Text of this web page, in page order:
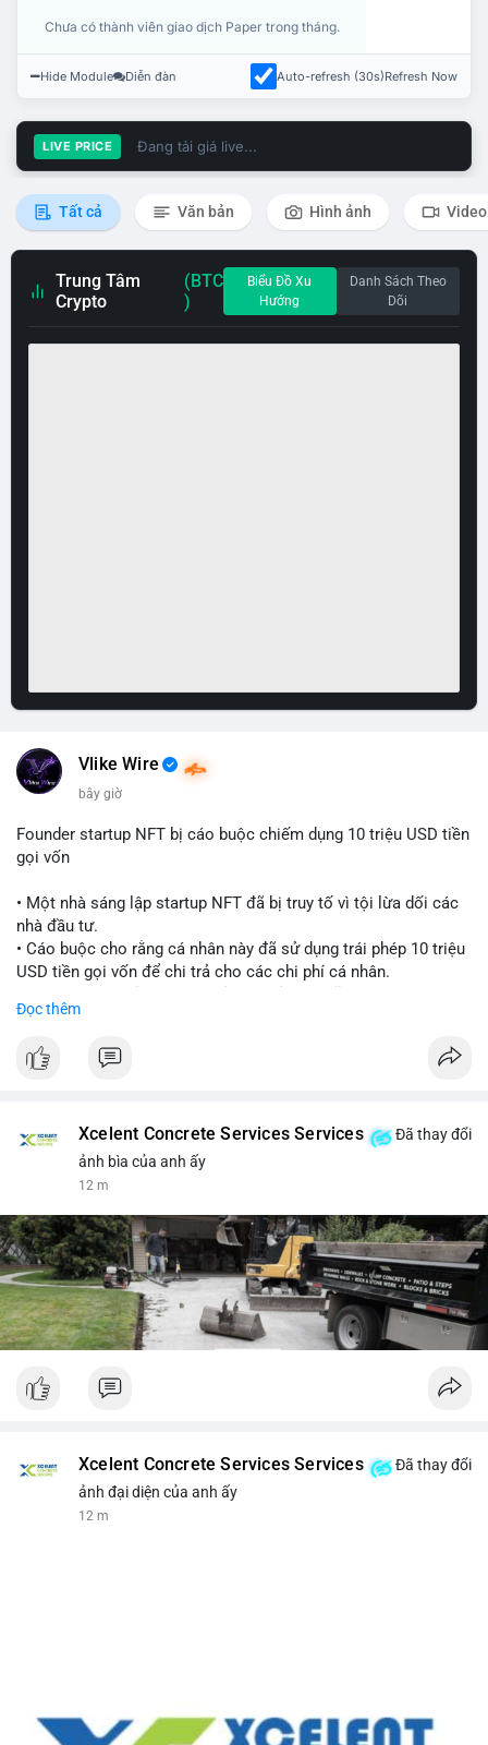
Chưa có thành viên giao dịch Paper trong tháng.
Hide Module Diễn đàn Auto-refresh (30s)Refresh Now
LIVE PRICE Đang tải giá live...
Tất cả Văn bản Hình ảnh Video
Trung Tâm
Crypto
(BTC
)
Biểu Đồ Xu
Hướng
Danh Sách Theo
Dõi
Vlike Wire
bây giờ
Founder startup NFT bị cáo buộc chiếm dụng 10 triệu USD tiền
gọi vốn
• Một nhà sáng lập startup NFT đã bị truy tố vì tội lừa dối các
nhà đầu tư.
• Cáo buộc cho rằng cá nhân này đã sử dụng trái phép 10 triệu
USD tiền gọi vốn để chi trả cho các chi phí cá nhân.
Web3.
#cryptonews #nft
#titanbot
Đọc thêm
Xcelent Concrete Services Services
Đã thay đổi
ảnh bìa của anh ấy
12 m
Xcelent Concrete Services Services
Đã thay đổi
ảnh đại diện của anh ấy
12 m